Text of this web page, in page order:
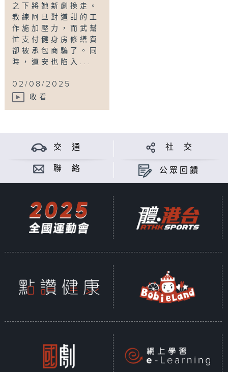
之下將她新劇換走。
教練阿旦對道甜的工
作施加壓力，而武幫
忙支付健身房修繕費
卻被承包商騙了。同
時，道安也陷入...
02/08/2025
收看
交 通 社 交
聯 絡 公眾回饋